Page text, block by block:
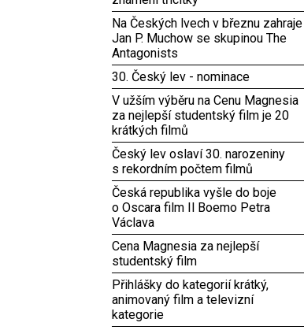
Na Českých lvech v březnu zahraje
Jan P. Muchow se skupinou The
Antagonists
30. Český lev - nominace
V užším výběru na Cenu Magnesia
za nejlepší studentský film je 20
krátkých filmů
Český lev oslaví 30. narozeniny
s rekordním počtem filmů
Česká republika vyšle do boje
o Oscara film Il Boemo Petra
Václava
Cena Magnesia za nejlepší
studentský film
Přihlášky do kategorií krátký,
animovaný film a televizní
kategorie